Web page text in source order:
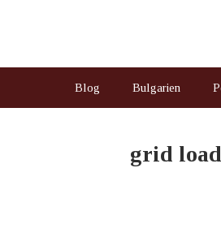
Blog Bulgarien
grid